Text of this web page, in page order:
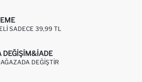
SADECE 39,99 TL
DEĞIŞIM&İADE
DEĞIŞTIR